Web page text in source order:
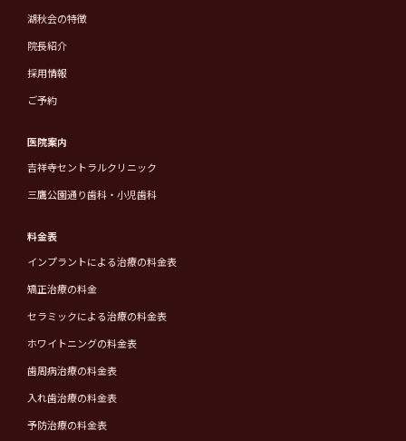
湖秋会の特徴
院長紹介
採用情報
ご予約
医院案内
吉祥寺セントラルクリニック
三鷹公園通り歯科・小児歯科
料金表
インプラントによる治療の料金表
矯正治療の料金
セラミックによる治療の料金表
ホワイトニングの料金表
歯周病治療の料金表
入れ歯治療の料金表
予防治療の料金表